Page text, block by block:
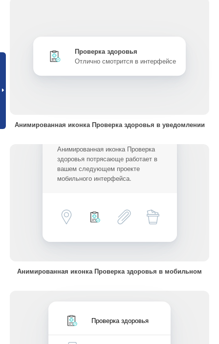
Проверка здоровья
Отлично смотрится в интерфейсе
Анимированная иконка Проверка здоровья в уведомлении
Анимированная иконка Проверка
здоровья потрясающе работает в
вашем следующем проекте
мобильного интерфейса.
Анимированная иконка Проверка здоровья в мобильном
Проверка здоровья